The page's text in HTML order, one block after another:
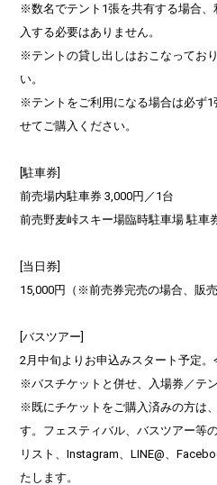
※数名でテント1張を共有する場合
入する必要はありません。
※テントの貸し出しはおこなってお
い。
※テントをご利用になる場合は必ず
せてご購入ください。
[駐車券]
前売場内駐車券 3,000円／1台
前売野麦峠スキー場臨時駐車場 駐車
[当日券]
15,000円（※前売券完売の場合、販売
[バスツアー]
2月中旬よりお申込みスタート予定。
※バスチケットと併せ、入場券／テ
※既にチケットをご購入済みの方は
す。フェスティバル、バスツアー等
リスト、Instagram、LINE@、
たします。